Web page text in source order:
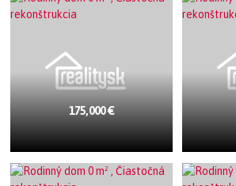
175,000 €